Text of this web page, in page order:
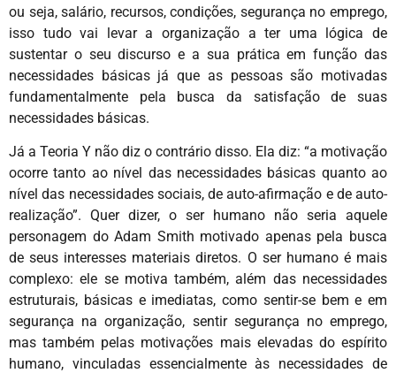
ou seja, salário, recursos, condições, segurança no emprego,
isso tudo vai levar a organização a ter uma lógica de
sustentar o seu discurso e a sua prática em função das
necessidades básicas já que as pessoas são motivadas
fundamentalmente pela busca da satisfação de suas
necessidades básicas.
Já a Teoria Y não diz o contrário disso. Ela diz: “a motivação
ocorre tanto ao nível das necessidades básicas quanto ao
nível das necessidades sociais, de auto-afirmação e de auto-
realização”. Quer dizer, o ser humano não seria aquele
personagem do Adam Smith motivado apenas pela busca
de seus interesses materiais diretos. O ser humano é mais
complexo: ele se motiva também, além das necessidades
estruturais, básicas e imediatas, como sentir-se bem e em
segurança na organização, sentir segurança no emprego,
mas também pelas motivações mais elevadas do espírito
humano, vinculadas essencialmente às necessidades de